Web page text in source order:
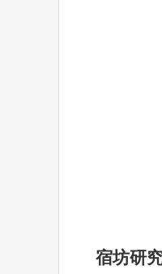
宿坊研